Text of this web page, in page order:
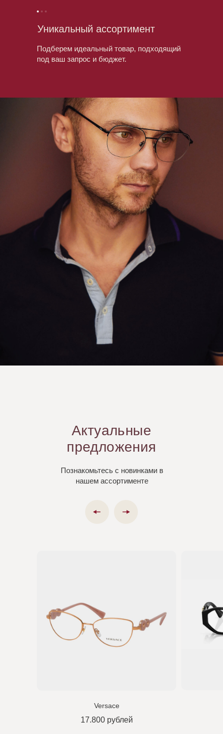
Уникальный ассортимент
Подберем идеальный товар, подходящий
под ваш запрос и бюджет.
Актуальные
предложения
Познакомьтесь с новинками в
нашем ассортименте
Versace
17.800 рублей